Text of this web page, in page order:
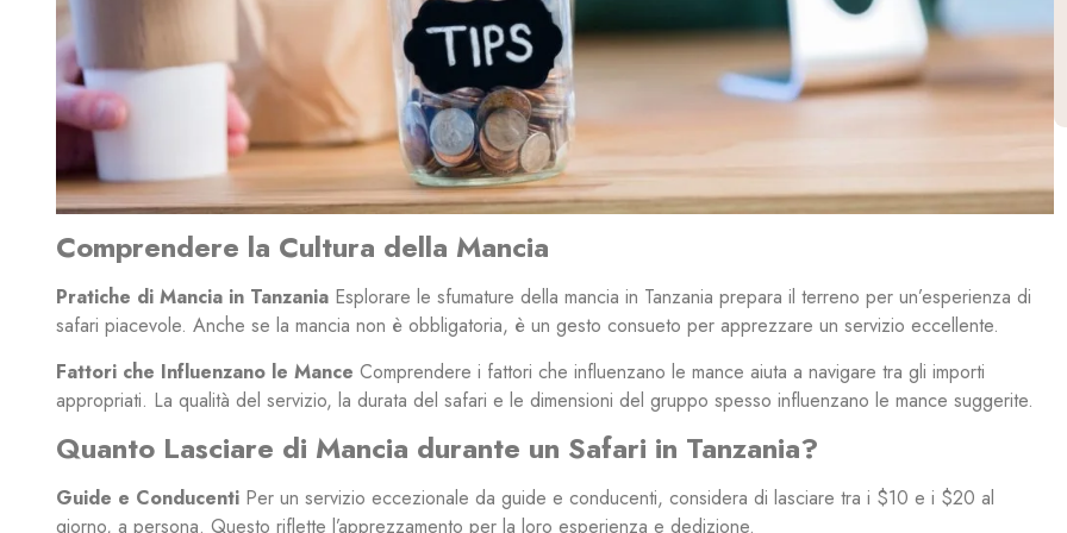
Comprendere la Cultura della Mancia
Pratiche di Mancia in Tanzania Esplorare le sfumature della mancia in Tanzania prepara il terreno per un’esperienza di
safari piacevole. Anche se la mancia non è obbligatoria, è un gesto consueto per apprezzare un servizio eccellente.
Fattori che Influenzano le Mance Comprendere i fattori che influenzano le mance aiuta a navigare tra gli importi
appropriati. La qualità del servizio, la durata del safari e le dimensioni del gruppo spesso influenzano le mance suggerite.
Quanto Lasciare di Mancia durante un Safari in Tanzania?
Guide e Conducenti Per un servizio eccezionale da guide e conducenti, considera di lasciare tra i $10 e i $20 al
giorno, a persona. Questo riflette l’apprezzamento per la loro esperienza e dedizione.